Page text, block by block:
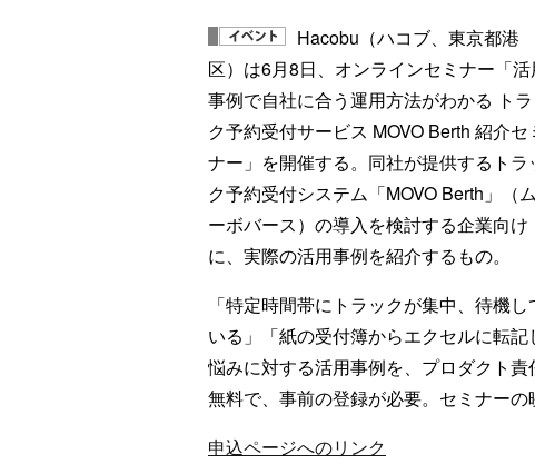
Hacobu（ハコブ、東京都港
区）は6月8日、オンラインセミナー「活
事例で自社に合う運用方法がわかる ト
ク予約受付サービス MOVO Berth 紹介セ
ナー」を開催する。同社が提供するトラ
ク予約受付システム「MOVO Berth」（ム
ーボバース）の導入を検討する企業向け
に、実際の活用事例を紹介するもの。
「特定時間帯にトラックが集中、待機し
いる」「紙の受付簿からエクセルに転
悩みに対する活用事例を、プロダクト
無料で、事前の登録が必要。セミナーの
申込ページへのリンク